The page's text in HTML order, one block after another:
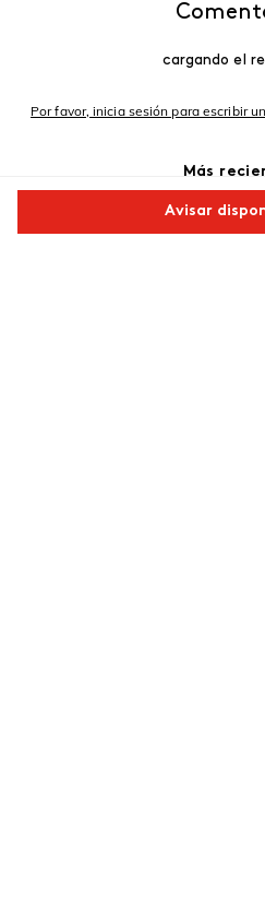
Avisar
cargando el
Por favor, inicia sesión para escribir
Más